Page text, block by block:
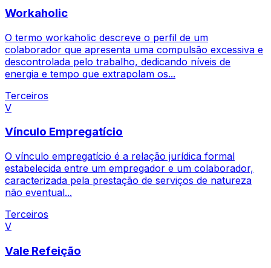
Workaholic
O termo workaholic descreve o perfil de um
colaborador que apresenta uma compulsão excessiva e
descontrolada pelo trabalho, dedicando níveis de
energia e tempo que extrapolam os...
Terceiros
V
Vínculo Empregatício
O vínculo empregatício é a relação jurídica formal
estabelecida entre um empregador e um colaborador,
caracterizada pela prestação de serviços de natureza
não eventual...
Terceiros
V
Vale Refeição